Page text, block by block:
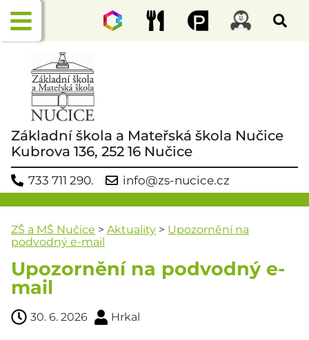
Základní škola a Mateřská škola Nučice
Kubrova 136, 252 16 Nučice
733 711 290. info@zs-nucice.cz
ZŠ a MŠ Nučice > Aktuality > Upozornění na
podvodný e-mail
Upozornění na podvodný e-
mail
30. 6. 2026 Hrkal